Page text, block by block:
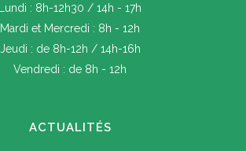
Lundi : 8h-12h30 / 14h - 17h
Mardi et Mercredi : 8h - 12h
Jeudi : de 8h-12h / 14h-16h
Vendredi : de 8h - 12h
ACTUALITÉS